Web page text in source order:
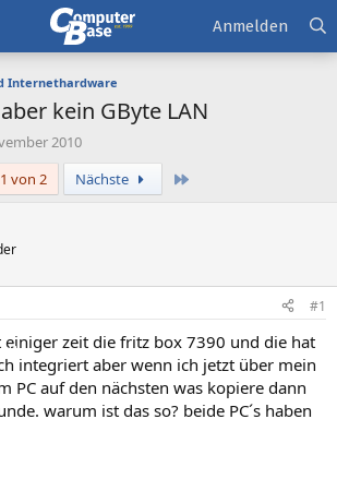
Anmelden
Internethardware
kein GByte LAN
2010
1 von 2
Nächste
#1
einiger zeit die fritz box 7390 und die hat
integriert aber wenn ich jetzt über mein
PC auf den nächsten was kopiere dann
warum ist das so? beide PC´s haben